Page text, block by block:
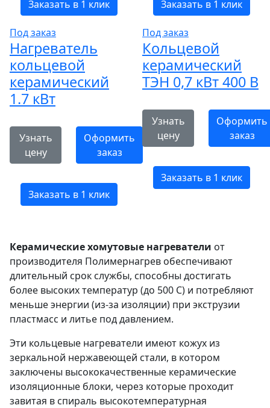
Заказать в 1 клик Заказать в 1 клик
Под заказ
Нагреватель
кольцевой
керамический
1.7 кВт
Узнать
цену
Оформить
заказ
Заказать в 1 клик
Под заказ
Кольцевой
керамический
ТЭН 0,7 кВт 400 В
Узнать
цену
Оформить
заказ
Заказать в 1 клик
Керамические хомутовые нагреватели от
производителя Полимернагрев обеспечивают
длительный срок службы, способны достигать
более высоких температур (до 500 С) и потребляют
меньше энергии (из-за изоляции) при экструзии
пластмасс и литье под давлением.
Эти кольцевые нагреватели имеют кожух из
зеркальной нержавеющей стали, в котором
заключены высококачественные керамические
изоляционные блоки, через которые проходит
завитая в спираль высокотемпературная